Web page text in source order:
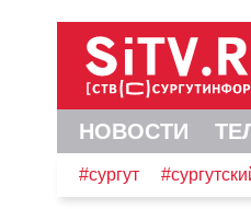
НОВОСТИ
#сургут